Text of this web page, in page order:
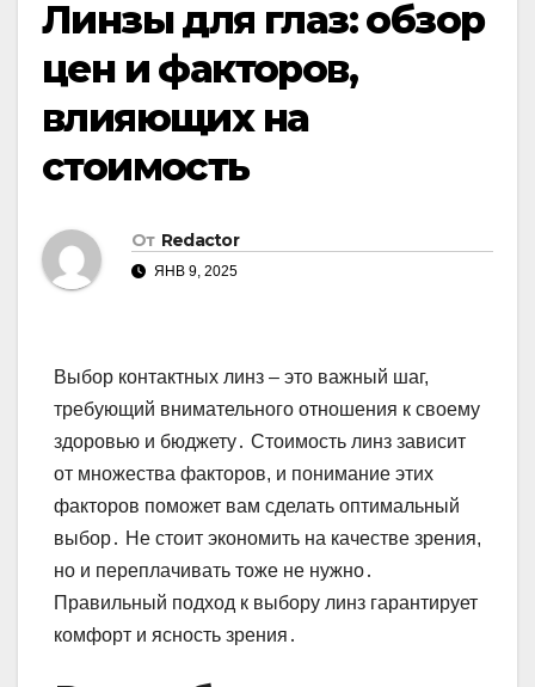
Линзы для глаз: обзор
цен и факторов,
влияющих на
стоимость
От Redactor
ЯНВ 9, 2025
Выбор контактных линз – это важный шаг,
требующий внимательного отношения к своему
здоровью и бюджету․ Стоимость линз зависит
от множества факторов, и понимание этих
факторов поможет вам сделать оптимальный
выбор․ Не стоит экономить на качестве зрения,
но и переплачивать тоже не нужно․
Правильный подход к выбору линз гарантирует
комфорт и ясность зрения․